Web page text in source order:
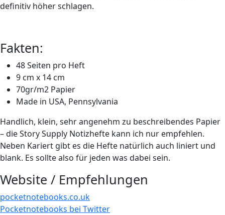
definitiv höher schlagen.
Fakten:
48 Seiten pro Heft
9 cm x 14 cm
70gr/m2 Papier
Made in USA, Pennsylvania
Handlich, klein, sehr angenehm zu beschreibendes Papier
– die Story Supply Notizhefte kann ich nur empfehlen.
Neben Kariert gibt es die Hefte natürlich auch liniert und
blank. Es sollte also für jeden was dabei sein.
Website / Empfehlungen
pocketnotebooks.co.uk
Pocketnotebooks bei Twitter